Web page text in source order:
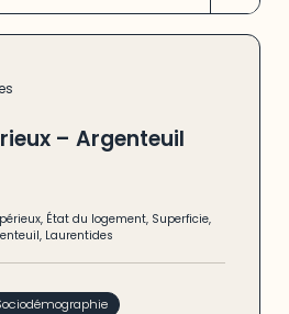
– Argenteuil
, État du logement, Superficie,
, Laurentides